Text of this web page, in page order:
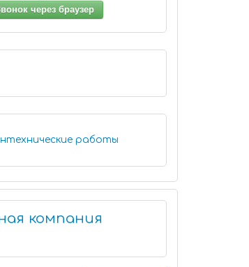
через браузер
работы
компания